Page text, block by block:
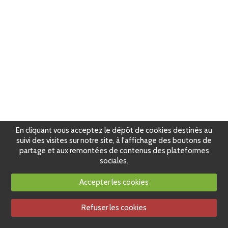
En cliquant vous acceptez le dépôt de cookies destinés au
suivi des visites sur notre site, à l'affichage des boutons de
partage et aux remontées de contenus des plateformes
sociales.
Accepter les cookies
Refuser les cookies